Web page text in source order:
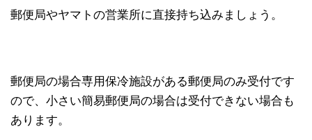
郵便局やヤマトの営業所に直接持ち込みましょう。
郵便局の場合専用保冷施設がある郵便局のみ受付です
ので、小さい簡易郵便局の場合は受付できない場合も
あります。